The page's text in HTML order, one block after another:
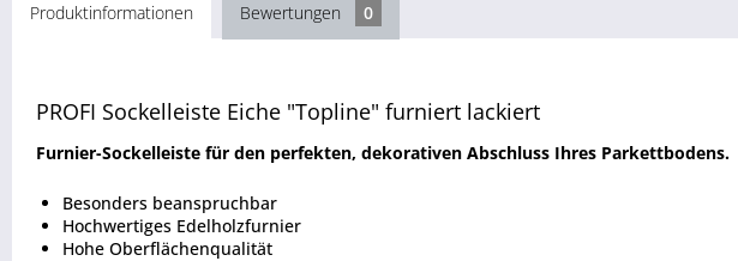
Produktinformationen Bewertungen 0
PROFI Sockelleiste Eiche "Topline" furniert lackiert
Furnier-Sockelleiste für den perfekten, dekorativen Abschluss Ihres Parkettbodens.
Besonders beanspruchbar
Hochwertiges Edelholzfurnier
Hohe Oberflächenqualität